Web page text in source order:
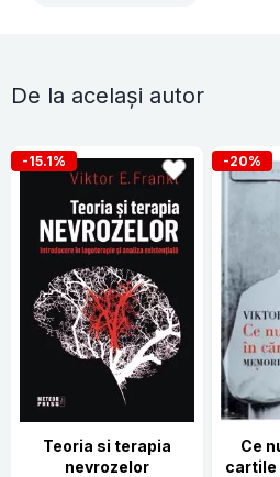
De la același autor
-15.1%
Teoria si terapia
nevrozelor
-20%
Ce
cartile